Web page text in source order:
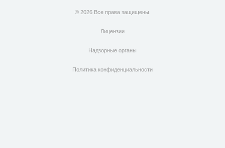
© 2026 Все права защищены.
Лицензии
Надзорные органы
Политика конфиденциальности